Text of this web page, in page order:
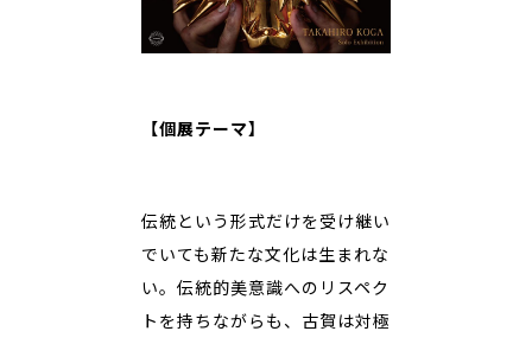
【個展テーマ】
伝統という形式だけを受け継い
でいても新たな文化は生まれな
い。伝統的美意識へのリスペク
トを持ちながらも、古賀は対極